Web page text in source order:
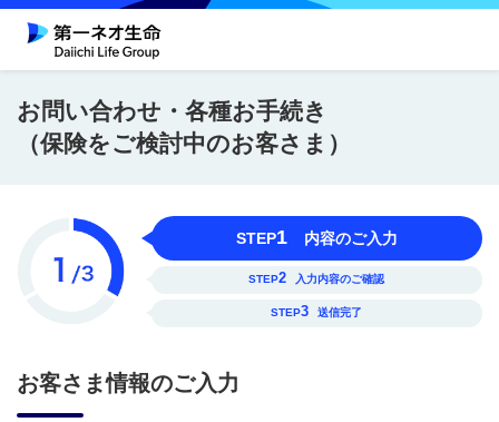
お問い合わせ・各種お手続き
（保険をご検討中のお客さま）
STEP1 内容のご入力
STEP2 入力内容のご確認
STEP3 送信完了
お客さま情報のご入力